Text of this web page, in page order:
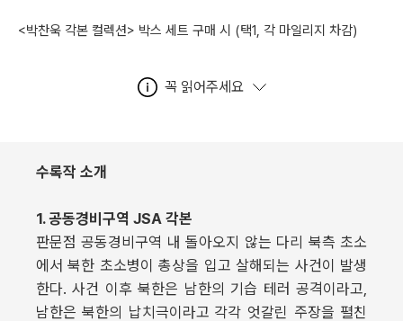
<박찬욱 각본 컬렉션> 박스 세트 구매 시 (택1, 각 마일리지 차감)
꼭 읽어주세요
수록작 소개
1. 공동경비구역 JSA 각본
판문점 공동경비구역 내 돌아오지 않는 다리 북측 초소
에서 북한 초소병이 총상을 입고 살해되는 사건이 발생
한다. 사건 이후 북한은 남한의 기습 테러 공격이라고,
남한은 북한의 납치극이라고 각각 엇갈린 주장을 펼친